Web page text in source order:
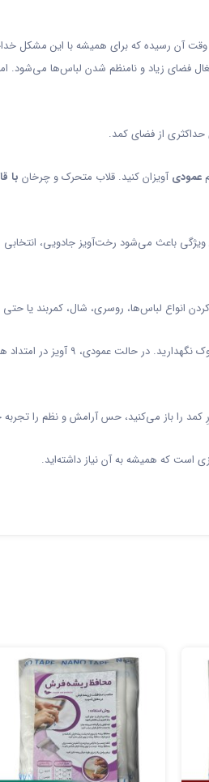
وقت آن رسیده که برای همیشه با این مشکل
زیاد و نامنظم شدن لباس‌ها می‌شود. اما
از فضای کمد.
عمودی آویزان کنید. قلاب متحرک و چرخان با
باعث می‌شود رخت‌آویز جادویی، انتخابی
کردن انواع لباس‌ها، روسری، شال، کمربند یا
با استفاده از این رخت‌آویز، می‌توانید فضای عرضی
کمد را باز می‌کنید، حس آرامش و نظم را تجربه
است که همیشه به آن نیاز داشته‌اید.